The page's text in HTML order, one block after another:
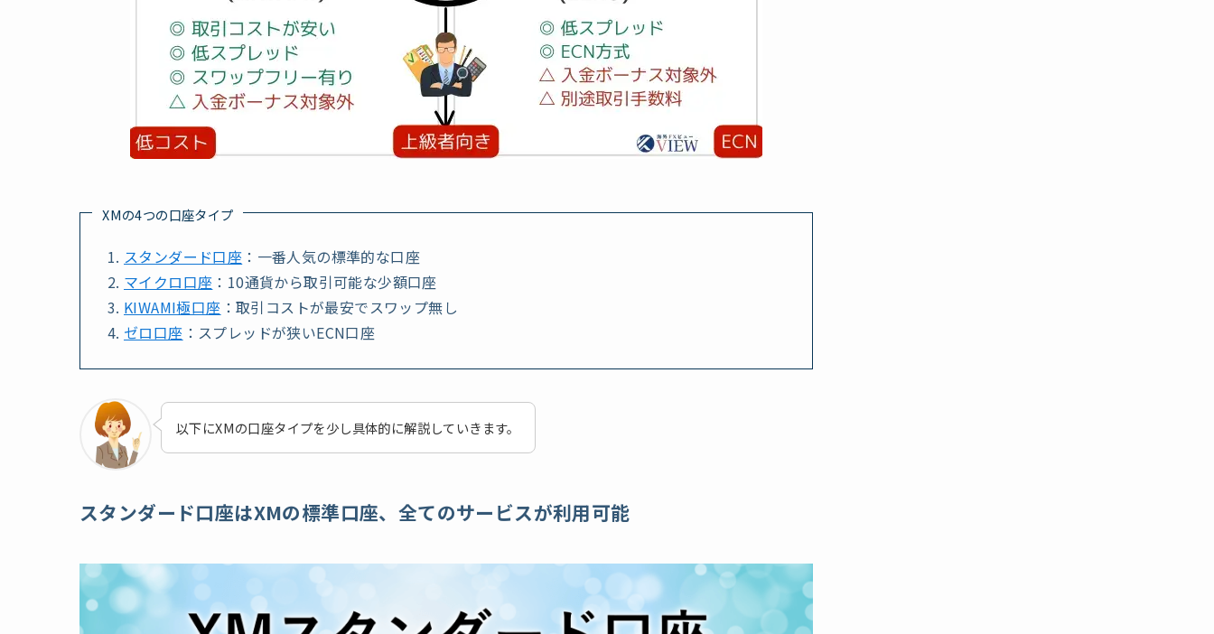
XMの4つの口座タイプ
スタンダード口座 ： 一番人気の標準的な口座
マイクロ口座 ： 10通貨から取引可能な少額口座
KIWAMI極口座 ：取引コストが最安でスワップ無し
ゼロ口座 ： スプレッドが狭いECN口座
以下にXMの口座タイプを少し具体的に解説していきます。
スタンダード口座はXMの標準口座、全てのサービスが利用可能